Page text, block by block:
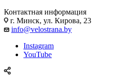
Контактная информация
г. Минск, ул. Кирова, 23
info@velostrana.by
Instagram
YouTube